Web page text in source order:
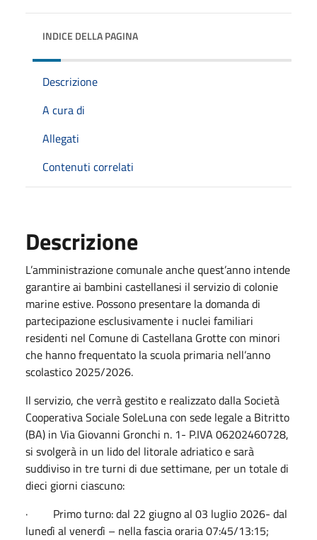
INDICE DELLA PAGINA
Descrizione
A cura di
Allegati
Contenuti correlati
Descrizione
L’amministrazione comunale anche quest’anno intende
garantire ai bambini castellanesi il servizio di colonie
marine estive. Possono presentare la domanda di
partecipazione esclusivamente i nuclei familiari
residenti nel Comune di Castellana Grotte con minori
che hanno frequentato la scuola primaria nell’anno
scolastico 2025/2026.
Il servizio, che verrà gestito e realizzato dalla Società
Cooperativa Sociale SoleLuna con sede legale a Bitritto
(BA) in Via Giovanni Gronchi n. 1- P.IVA 06202460728,
si svolgerà in un lido del litorale adriatico e sarà
suddiviso in tre turni di due settimane, per un totale di
dieci giorni ciascuno:
· Primo turno: dal 22 giugno al 03 luglio 2026- dal
lunedì al venerdì – nella fascia oraria 07:45/13:15;